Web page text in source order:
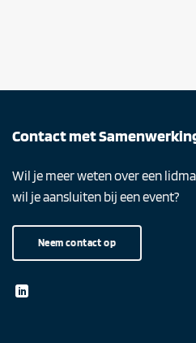
Contact met
Wil je meer weten over een
wil je aansluiten bij een event?
Neem contact op